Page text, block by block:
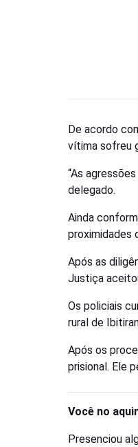
De acordo
vítima sofreu
“As
delegado.
Ainda
proximidades
Após as
Justiça
Os policiais
rural de
Após os
prisional. Ele
Você no
Presenciou